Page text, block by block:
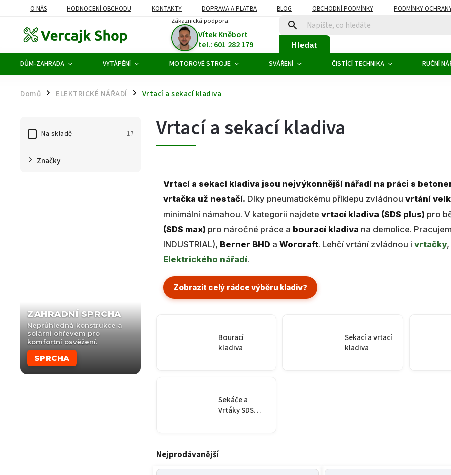
O NÁS HODNOCENÍ OBCHODU KONTAKTY DOPRAVA A PLATBA BLOG OBCHODNÍ PODMÍNKY PODMÍNKY
Zákaznická podpora:
Vítek Kněbort
tel.: 601 282 179
Hledat
DŮM-ZAHRADA VYTÁPĚNÍ MOTOROVÉ STROJE SVÁŘENÍ ČISTÍCÍ TECHNIKA RUČNÍ
Domů / ELEKTRICKÉ NÁŘADÍ / Vrtací a sekací kladiva
Na skladě 17
Značky
ZAHRADNÍ SPRCHA
Neprůhledná konstrukce a
solární ohřevem pro
komfortní osvěžení.
SPRCHA
Vrtací a sekací kladiva
Vrtací a sekací kladiva jsou nejvýkonnější nářadí na práci s
vrtačka už nestačí. Díky pneumatickému příklepu zvládnou vrtání
minimální námahou. V kategorii najdete vrtací kladiva (SDS plus) pro
(SDS max) pro náročné práce a bourací kladiva na demolice.
INDUSTRIAL), Berner BHD a Worcraft. Lehčí vrtání zvládnou i vrtačky
Elektrického nářadí.
Zobrazit celý rádce výběru kladiv?
Bourací
kladiva
Sekací a vrtací
kladiva
Sekáče a
Vrtáky SDS
Nejprodávanější